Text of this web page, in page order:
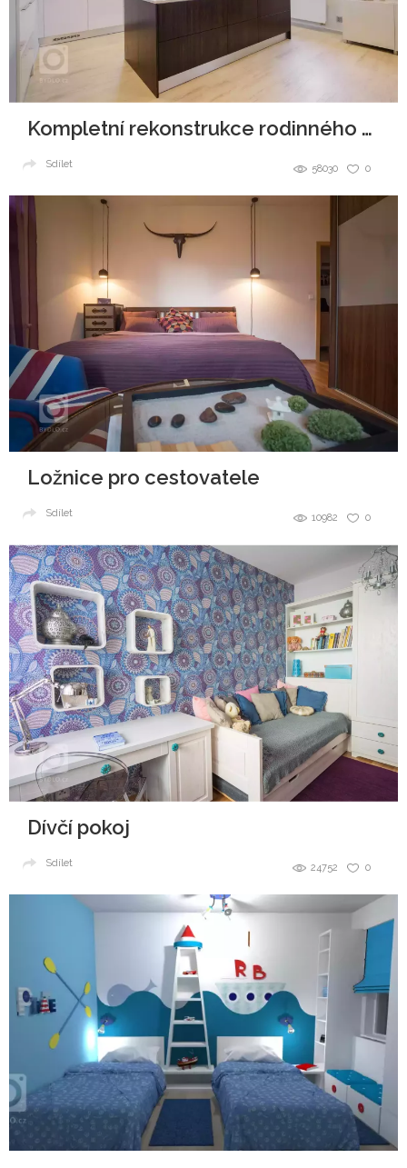
Kompletní rekonstrukce rodinného domu
0
58030
Sdílet
Ložnice pro cestovatele
0
10982
Sdílet
Dívčí pokoj
0
24752
Sdílet